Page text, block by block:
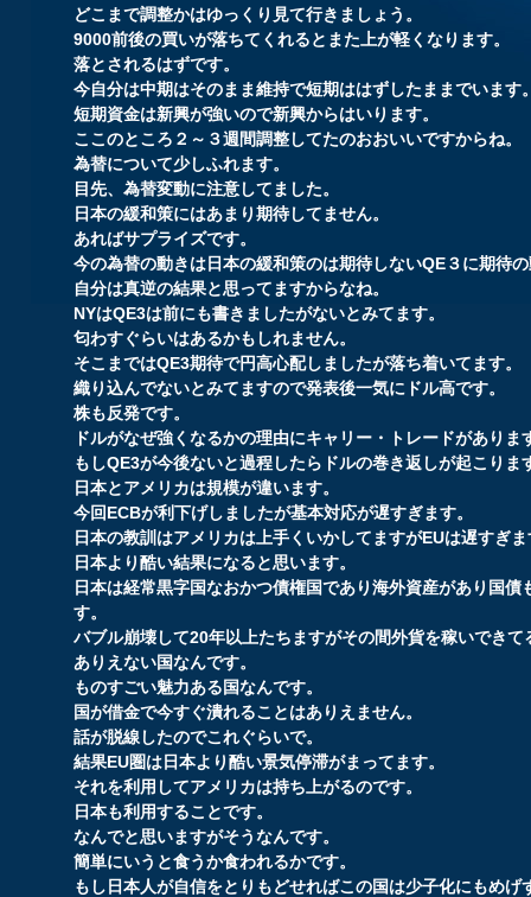
どこまで調整かはゆっくり見て行きましょう。
9000前後の買いが落ちてくれるとまた上が軽くなります。
落とされるはずです。
今自分は中期はそのまま維持で短期ははずしたままでいます
短期資金は新興が強いので新興からはいります。
ここのところ２～３週間調整してたのおおいいですからね。
為替について少しふれます。
目先、為替変動に注意してました。
日本の緩和策にはあまり期待してません。
あればサプライズです。
今の為替の動きは日本の緩和策のは期待しないQE３に期待
自分は真逆の結果と思ってますからなね。
NYはQE3は前にも書きましたがないとみてます。
匂わすぐらいはあるかもしれません。
そこまではQE3期待で円高心配しましたが落ち着いてます。
織り込んでないとみてますので発表後一気にドル高です。
株も反発です。
ドルがなぜ強くなるかの理由にキャリー・トレードがありま
もしQE3が今後ないと過程したらドルの巻き返しが起こりま
日本とアメリカは規模が違います。
今回ECBが利下げしましたが基本対応が遅すぎます。
日本の教訓はアメリカは上手くいかしてますがEUは遅すぎ
日本より酷い結果になると思います。
日本は経常黒字国なおかつ債権国であり海外資産があり国
す。
バブル崩壊して20年以上たちますがその間外貨を稼いできて
ありえない国なんです。
ものすごい魅力ある国なんです。
国が借金で今すぐ潰れることはありえません。
話が脱線したのでこれぐらいで。
結果EU圏は日本より酷い景気停滞がまってます。
それを利用してアメリカは持ち上がるのです。
日本も利用することです。
なんでと思いますがそうなんです。
簡単にいうと食うか食われるかです。
もし日本人が自信をとりもどせればこの国は少子化にもめげ